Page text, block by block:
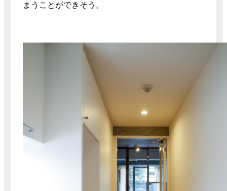
まうことができそう。